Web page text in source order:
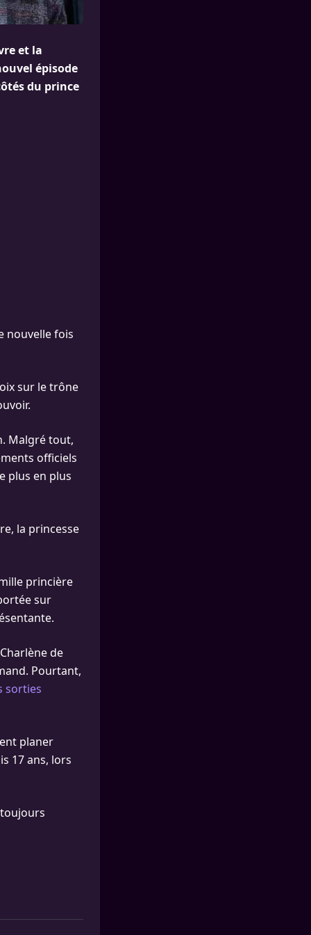
et la
épisode
du prince
nouvelle fois
sur le trône
Malgré tout,
officiels
plus en plus
la princesse
princière
sur
de
Pourtant,
sorties
planer
17 ans, lors